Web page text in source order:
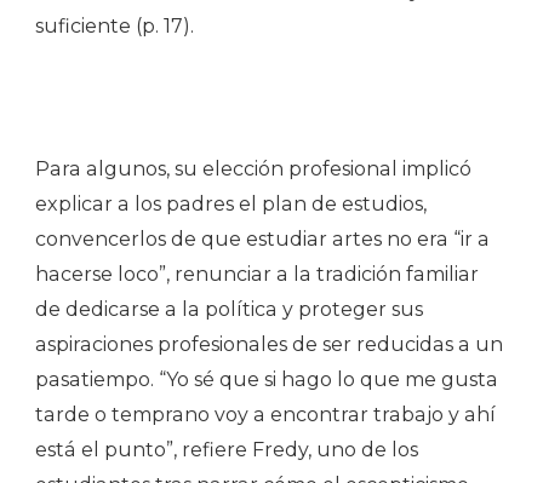
suficiente (p. 17).
Para algunos, su elección profesional implicó
explicar a los padres el plan de estudios,
convencerlos de que estudiar artes no era “ir a
hacerse loco”, renunciar a la tradición familiar
de dedicarse a la política y proteger sus
aspiraciones profesionales de ser reducidas a un
pasatiempo. “Yo sé que si hago lo que me gusta
tarde o temprano voy a encontrar trabajo y ahí
está el punto”, refiere Fredy, uno de los